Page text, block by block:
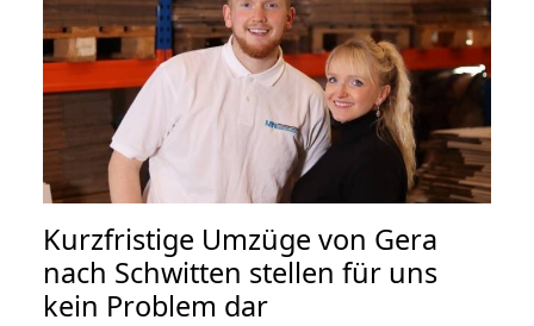
Kurzfristige Umzüge von Gera
nach Schwitten stellen für uns
kein Problem dar